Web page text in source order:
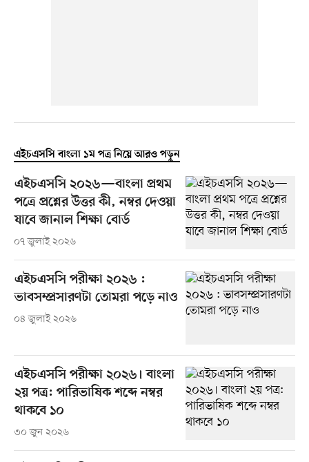
এইচএসসি বাংলা ১ম পত্র নিয়ে আরও পড়ুন
এইচএসসি ২০২৬—বাংলা প্রথম
পত্রে প্রশ্নের উত্তর কী, নম্বর দেওয়া
যাবে জানাল শিক্ষা বোর্ড
০৭ জুলাই ২০২৬
এইচএসসি পরীক্ষা ২০২৬ :
ভাবসম্প্রসারণটা তোমরা পড়ে নাও
০৪ জুলাই ২০২৬
এইচএসসি পরীক্ষা ২০২৬। বাংলা
২য় পত্র: পারিভাষিক শব্দে নম্বর
থাকবে ১০
৩০ জুন ২০২৬